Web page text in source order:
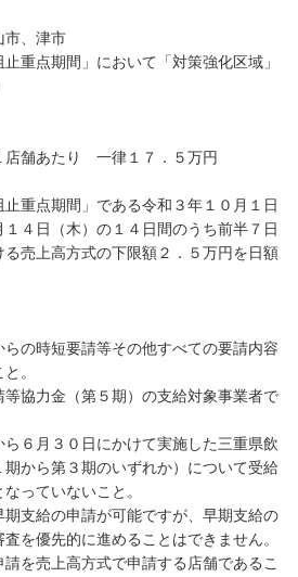
、津市
重点期間」において「対策強化区域」
舗あたり 一律１７．５万円
重点期間」である令和３年１０月１日
１４日（木）の１４日間のうち前半７日
売上高方式の下限額２．５万円を日額
の時短要請等その他すべての要請内容
。
協力金（第５期）の支給対象事業者で
６月３０日にかけて実施した三重県飲
から第３期のいずれか）について受給
っていないこと。
支給の申請が可能ですが、早期支給の
を優先的に進めることはできません。
を売上高方式で申請する店舗であるこ